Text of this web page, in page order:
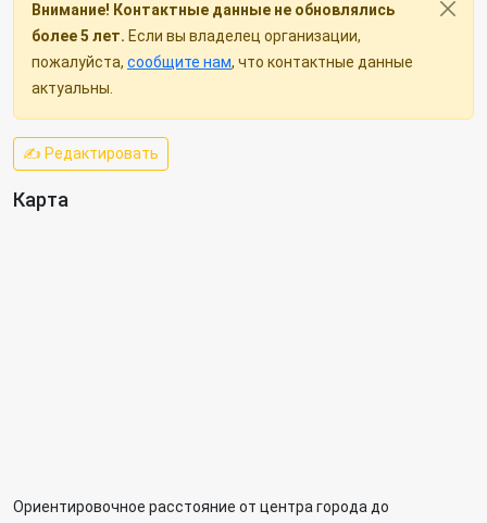
Внимание! Контактные данные не обновлялись
более 5 лет. Если вы владелец организации,
пожалуйста, сообщите нам, что контактные данные
актуальны.
✍ Редактировать
Карта
Ориентировочное расстояние от центра города до